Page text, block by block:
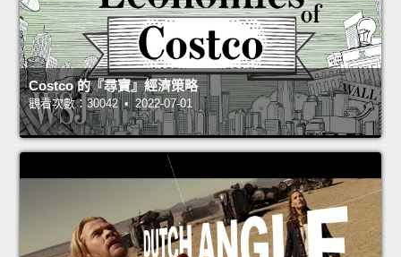
Costco 的『尋寶』經濟策略
觀看次數：30042 • 2022-07-01